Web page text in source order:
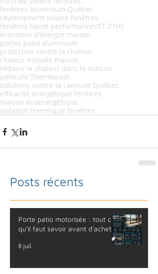
fenêtres aluminium Québec
rayonnement solaire fenêtres
fenêtres haute performanceVST-77HS
économie d'énergie maison
portes patio aluminium
protection contre la chaleur
chaleur estivale maison
réduire la chaleur dans la maison
pellicule Thermocoat
solutions contre la canicule Québec
efficacité énergétique fenêtres
maison écoénergétique
isolation thermique fenêtres
Posts récents
Porte patio motorisée : tout ce
qu'il faut savoir avant d'acheter
8 juil.